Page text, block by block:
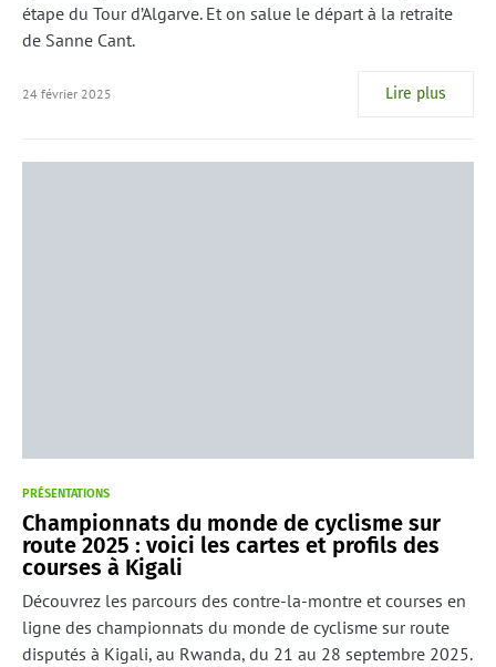
étape du Tour d’Algarve. Et on salue le départ à la retraite
de Sanne Cant.
24 février 2025 Lire plus
PRÉSENTATIONS
Championnats du monde de cyclisme sur
route 2025 : voici les cartes et profils des
courses à Kigali
Découvrez les parcours des contre-la-montre et courses en
ligne des championnats du monde de cyclisme sur route
disputés à Kigali, au Rwanda, du 21 au 28 septembre 2025.